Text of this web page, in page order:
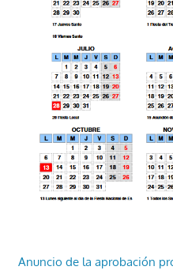
Anuncio de la aprobación